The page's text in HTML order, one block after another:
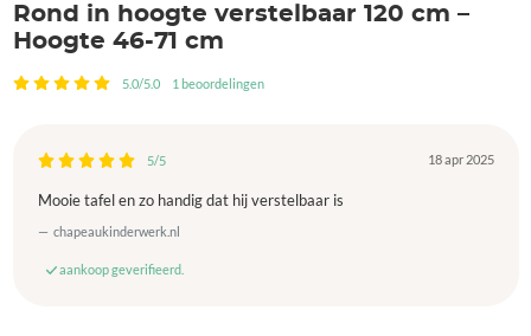
Rond in hoogte verstelbaar 120 cm –
Hoogte 46-71 cm
5.0/5.0 1 beoordelingen
5/5 18 apr 2025
Mooie tafel en zo handig dat hij verstelbaar is
chapeaukinderwerk.nl
aankoop geverifieerd.